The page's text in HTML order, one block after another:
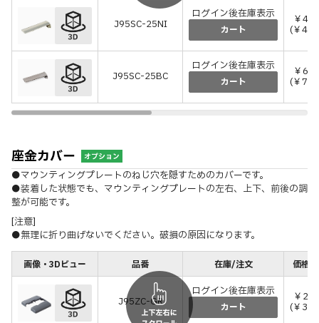
J95SC-25NI
ログイン後在庫表示
カート
￥
(￥
J95SC-25BC
ログイン後在庫表示
カート
￥
(￥
座金カバー オプション
●マウンティングプレートのねじ穴を隠すためのカバーです。
●装着した状態でも、マウンティングプレートの左右、上下、前後の調
整が可能です。
[注意]
●無理に折り曲げないでください。破損の原因になります。
画像・3Dビュー 品番 在庫/注文 価格(
J95ZC-GR
ログイン後在庫表示
カート
￥
(￥